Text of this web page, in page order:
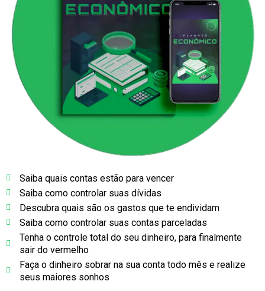
Saiba quais contas estão para vencer
Saiba como controlar suas dívidas
Descubra quais são os gastos que te endividam
Saiba como controlar suas contas parceladas
Tenha o controle total do seu dinheiro, para finalmente
sair do vermelho
Faça o dinheiro sobrar na sua conta todo mês e realize
seus maiores sonhos